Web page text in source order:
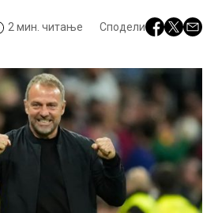
2 мин. читање Сподели